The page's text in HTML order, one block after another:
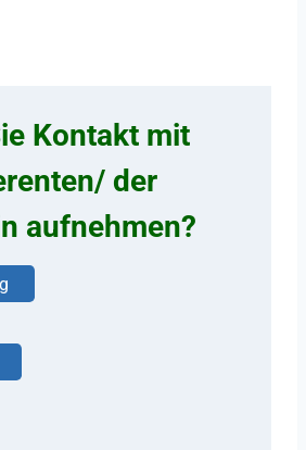
Kontakt mit
der
aufnehmen?